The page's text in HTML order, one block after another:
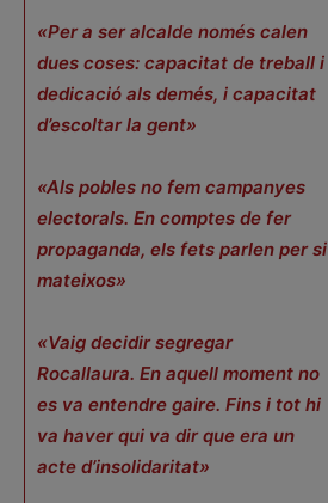
«Per a ser alcalde només calen
dues coses: capacitat de treball i
dedicació als demés, i capacitat
d’escoltar la gent»
«Als pobles no fem campanyes
electorals. En comptes de fer
propaganda, els fets parlen per si
mateixos»
«Vaig decidir segregar
Rocallaura. En aquell moment no
es va entendre gaire. Fins i tot hi
va haver qui va dir que era un
acte d’insolidaritat»